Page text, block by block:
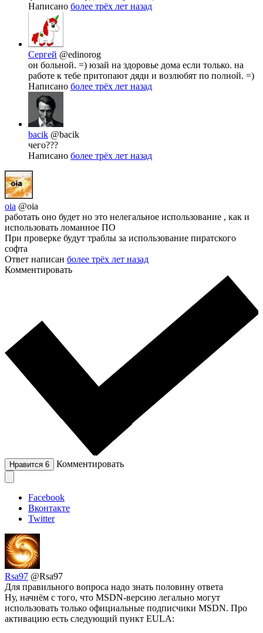
Написано более трёх лет назад
Сергей @edinorog
он больной. =) юзай на здоровье дома если только. на
работе к тебе притопают дяди и возлюбят по полной. =)
Написано более трёх лет назад
bacik @bacik
чего???
Написано более трёх лет назад
oia @oia
работать оно будет но это нелегальное использование , как и
использовать ломанное ПО
При проверке будут траблы за использование пиратского
софта
Ответ написан более трёх лет назад
Комментировать
Нравится 6 Комментировать
Facebook
Вконтакте
Twitter
Rsa97 @Rsa97
Для правильного вопроса надо знать половину ответа
Ну, начнём с того, что MSDN-версию легально могут
использовать только официальные подписчики MSDN. Про
активацию есть следующий пункт EULA: